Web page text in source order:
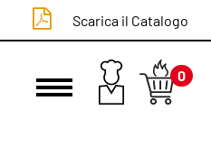
Scarica il Catalogo
0
LOGIN